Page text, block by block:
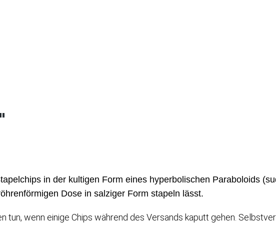
in der kultigen Form eines hyperbolischen Paraboloids
Dose in salziger Form stapeln lässt.
tun, wenn einige Chips während des Versands kaputt gehen.